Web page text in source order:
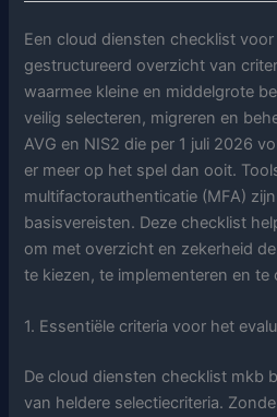
Een cloud diensten checklist
gestructureerd overzicht van
waarmee kleine en middelgrote
veilig selecteren, migreren en
AVG en NIS2 die per 1 juli 2026
er meer op het spel dan ooit.
multifactorauthenticatie (MFA)
basisvereisten. Deze checklist
om met overzicht en zekerheid
te kiezen, te implementeren en te
1. Essentiële criteria voor het
De cloud diensten checklist mkb
van heldere selectiecriteria.